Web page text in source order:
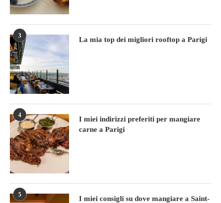
3
La mia top dei migliori rooftop a Parigi
4
I miei indirizzi preferiti per mangiare
carne a Parigi
5
I miei consigli su dove mangiare a Saint-